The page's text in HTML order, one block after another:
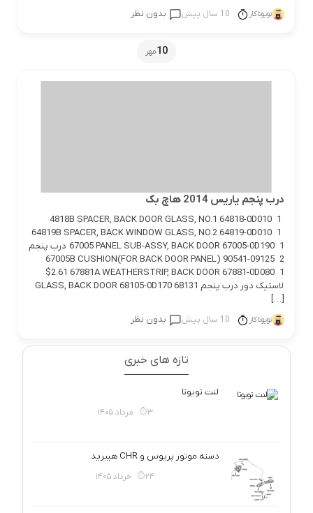
تویوتاکار 10 سال پیش بدون نظر
10مهر
درب پنجم یاریس 2014 هاچ بک
4818B SPACER, BACK DOOR GLASS, NO.1 64818-0D010 1
64819B SPACER, BACK WINDOW GLASS, NO.2 64819-0D010 1
67005 PANEL SUB-ASSY, BACK DOOR 67005-0D190 1 درب پنجم
67005B CUSHION(FOR BACK DOOR PANEL) 90541-09125 2
$2.61 67881A WEATHERSTRIP, BACK DOOR 67881-0D080 1
لاستیک دور درب پنجم 68131 GLASS, BACK DOOR 68105-0D170
[…]
تویوتاکار 10 سال پیش بدون نظر
تازه های خبری
لنت تویوتا
3 مرداد 1405
دسته موتور پریوس و CHR هیبرید
24 خرداد 1405